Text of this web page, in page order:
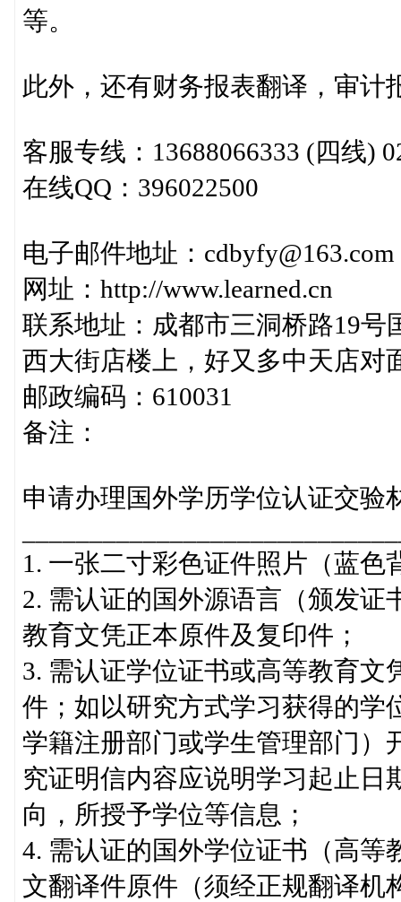
等。
此外，还有财务报表翻译，审计
客服专线：13688066333 (四线)
在线QQ：396022500
电子邮件地址：cdbyfy@163.com
网址：http://www.learned.cn
联系地址：成都市三洞桥路19
西大街店楼上，好又多中天店对
邮政编码：610031
备注：
申请办理国外学历学位认证交验
1. 一张二寸彩色证件照片（蓝色
2. 需认证的国外源语言（颁发
教育文凭正本原件及复印件；
3. 需认证学位证书或高等教育
件；如以研究方式学习获得的学
学籍注册部门或学生管理部门）
究证明信内容应说明学习起止日
向，所授予学位等信息；
4. 需认证的国外学位证书（高
文翻译件原件（须经正规翻译机